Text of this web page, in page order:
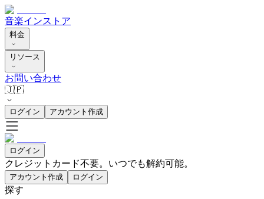
音楽インストア
料金
リソース
お問い合わせ
🇯🇵
ログイン アカウント作成
ログイン
クレジットカード不要。いつでも解約可能。
アカウント作成 ログイン
探す